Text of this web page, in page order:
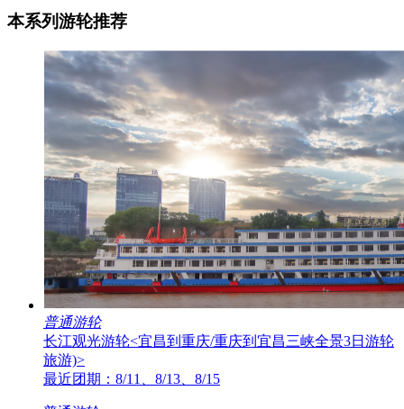
本系列游轮推荐
普通游轮
长江观光游轮<宜昌到重庆/重庆到宜昌三峡全景3日游轮
旅游)>
最近团期：8/11、8/13、8/15